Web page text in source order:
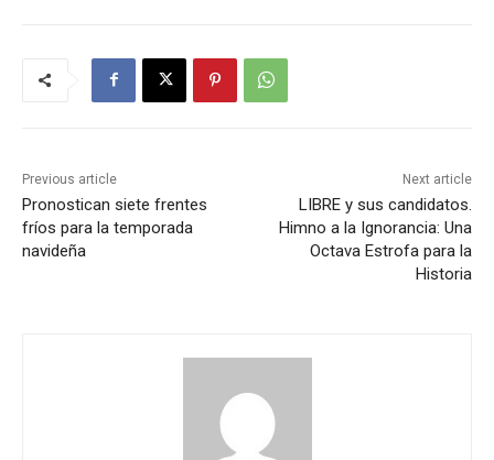
Previous article
Pronostican siete frentes
fríos para la temporada
navideña
Next article
LIBRE y sus candidatos.
Himno a la Ignorancia: Una
Octava Estrofa para la
Historia